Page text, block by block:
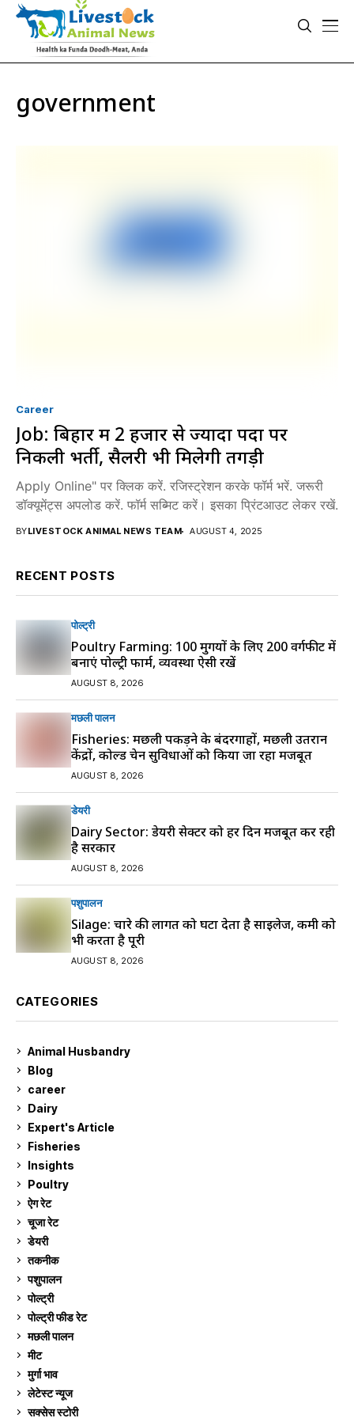
government
Career
Job: बिहार में 2 हजार से ज्यादा पदों पर
निकली भर्ती, सैलरी भी मिलेगी तगड़ी
Apply Online" पर क्लिक करें. रजिस्ट्रेशन करके फॉर्म भरें. जरूरी
डॉक्यूमेंट्स अपलोड करें. फॉर्म सब्मिट करें। इसका प्रिंटआउट लेकर रखें.
BYLIVESTOCK ANIMAL NEWS TEAM AUGUST 4, 2025
RECENT POSTS
पोल्ट्री
Poultry Farming: 100 मुर्गियों के लिए 200 वर्गफीट में
बनाएं पोल्ट्री फार्म, व्यवस्था ऐसी रखें
AUGUST 8, 2026
मछली पालन
Fisheries: मछली पकड़ने के बंदरगाहों, मछली उतरान
केंद्रों, कोल्ड चेन सुविधाओं को किया जा रहा मजबूत
AUGUST 8, 2026
डेयरी
Dairy Sector: डेयरी सेक्टर को हर दिन मजबूत कर रही
है सरकार
AUGUST 8, 2026
पशुपालन
Silage: चारे की लागत को घटा देता है साइलेज, कमी को
भी करता है पूरी
AUGUST 8, 2026
CATEGORIES
Animal Husbandry
Blog
career
Dairy
Expert's Article
Fisheries
Insights
Poultry
ऐग रेट
चूजा रेट
डेयरी
तकनीक
पशुपालन
पोल्ट्री
पोल्ट्री फीड रेट
मछली पालन
मीट
मुर्गा भाव
लेटेस्ट न्यूज
सक्सेस स्टो‍री